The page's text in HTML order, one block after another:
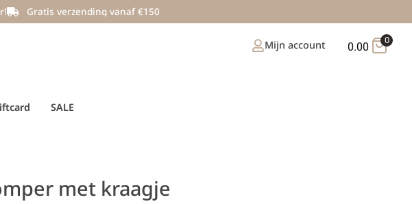
Gratis verzending vanaf €150
Mijn account 0.00
0
SALE
met kraagje